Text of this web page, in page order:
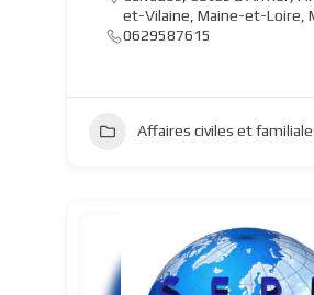
et-Vilaine Maine-et-Loire
0629587615
Affaires civiles et